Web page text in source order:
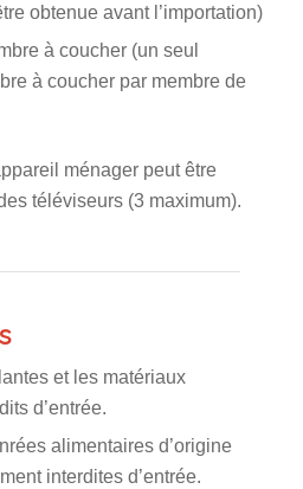
obtenue avant l’importation)
à coucher (un seul
à coucher par membre de
ménager peut être
téléviseurs (3 maximum).
et les matériaux
d’entrée.
alimentaires d’origine
interdites d’entrée.